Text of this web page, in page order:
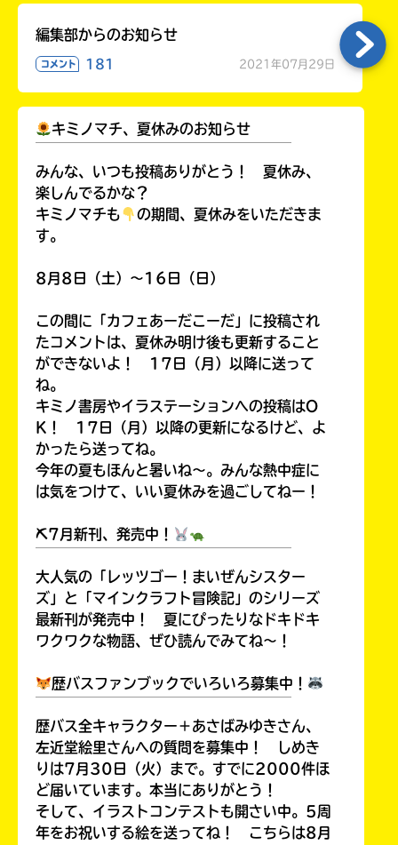
編集部からのお知らせ
コメント 181 2021年07月29日
キミノマチ、夏休みのお知らせ
みんな、いつも投稿ありがとう！ 夏休み、
楽しんでるかな？
キミノマチも
の期間、夏休みをいただきま
す。
8月8日（土）～16日（日）
この間に「カフェあーだこーだ」に投稿され
たコメントは、夏休み明け後も更新すること
ができないよ！ 17日（月）以降に送って
ね。
キミノ書房やイラステーションへの投稿はO
K！ 17日（月）以降の更新になるけど、よ
かったら送ってね。
今年の夏もほんと暑いね～。みんな熱中症に
は気をつけて、いい夏休みを過ごしてねー！
⛏7月新刊、発売中！
大人気の「レッツゴー！まいぜんシスター
ズ」と「マインクラフト冒険記」のシリーズ
最新刊が発売中！ 夏にぴったりなドキドキ
ワクワクな物語、ぜひ読んでみてね～！
歴バスファンブックでいろいろ募集中！
歴バス全キャラクター＋あさばみゆきさん、
左近堂絵里さんへの質問を募集中！ しめき
りは7月30日（火）まで。すでに2000件ほ
ど届いています。本当にありがとう！
そして、イラストコンテストも開さい中。5周
年をお祝いする絵を送ってね！ こちらは8月